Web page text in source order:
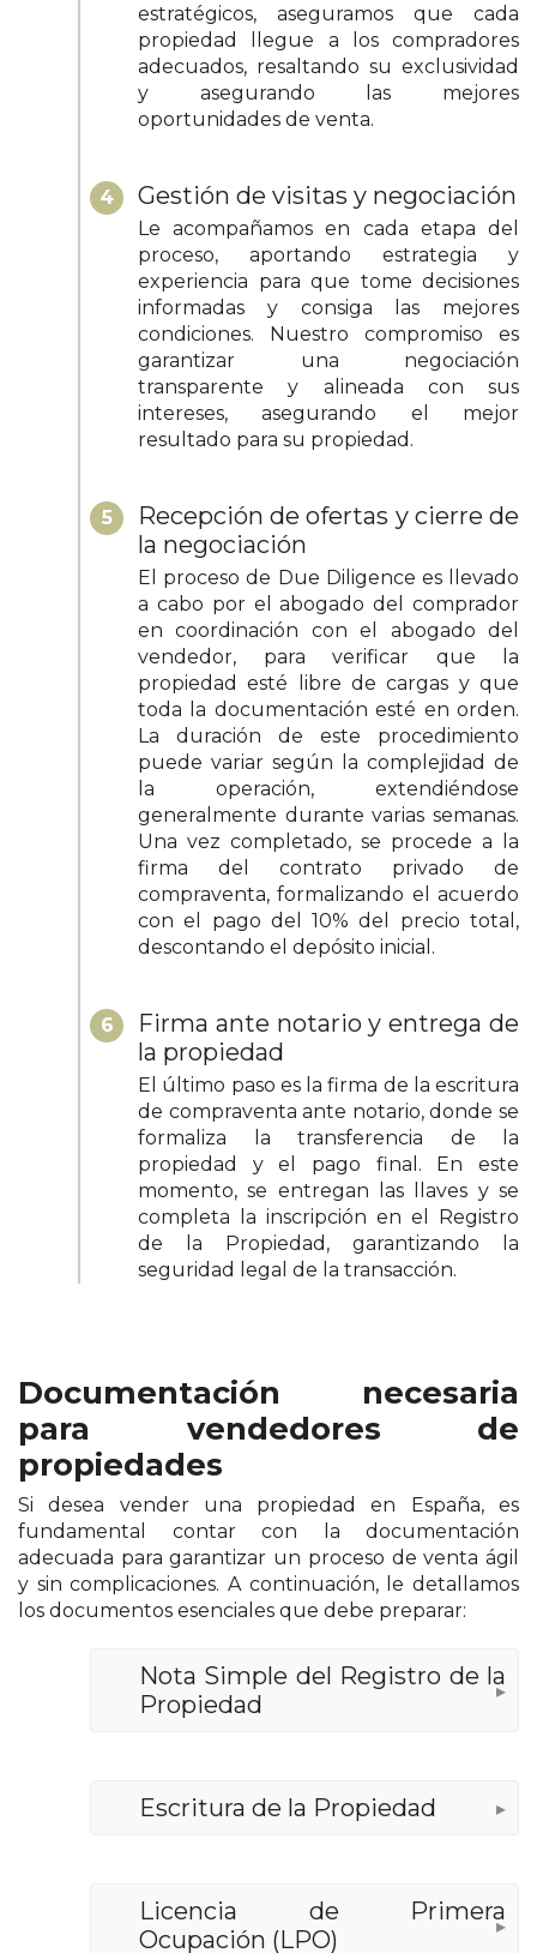
estratégicos, aseguramos que cada
propiedad llegue a los compradores
adecuados, resaltando su exclusividad
y asegurando las mejores
oportunidades de venta.
4 Gestión de visitas y negociación
Le acompañamos en cada etapa del
proceso, aportando estrategia y
experiencia para que tome decisiones
informadas y consiga las mejores
condiciones. Nuestro compromiso es
garantizar una negociación
transparente y alineada con sus
intereses, asegurando el mejor
resultado para su propiedad.
5
Recepción de ofertas y cierre de
la negociación
El proceso de Due Diligence es llevado
a cabo por el abogado del comprador
en coordinación con el abogado del
vendedor, para verificar que la
propiedad esté libre de cargas y que
toda la documentación esté en orden.
La duración de este procedimiento
puede variar según la complejidad de
la operación, extendiéndose
generalmente durante varias semanas.
Una vez completado, se procede a la
firma del contrato privado de
compraventa, formalizando el acuerdo
con el pago del 10% del precio total,
descontando el depósito inicial.
6
Firma ante notario y entrega de
la propiedad
El último paso es la firma de la escritura
de compraventa ante notario, donde se
formaliza la transferencia de la
propiedad y el pago final. En este
momento, se entregan las llaves y se
completa la inscripción en el Registro
de la Propiedad, garantizando la
seguridad legal de la transacción.
Documentación necesaria
para vendedores de
propiedades
Si desea vender una propiedad en España, es
fundamental contar con la documentación
adecuada para garantizar un proceso de venta ágil
y sin complicaciones. A continuación, le detallamos
los documentos esenciales que debe preparar:
Nota Simple del Registro de la
Propiedad
Escritura de la Propiedad
Licencia de Primera
Ocupación (LPO)